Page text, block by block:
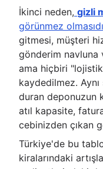
İkinci neden, gizli
görünmez
gitmesi, müşteri
gönderim
ama hiçbiri
kaydedilmez.
duran deponuzun
atıl kapasite,
cebinizden çıkan
Türkiye'de bu
kiralarındaki